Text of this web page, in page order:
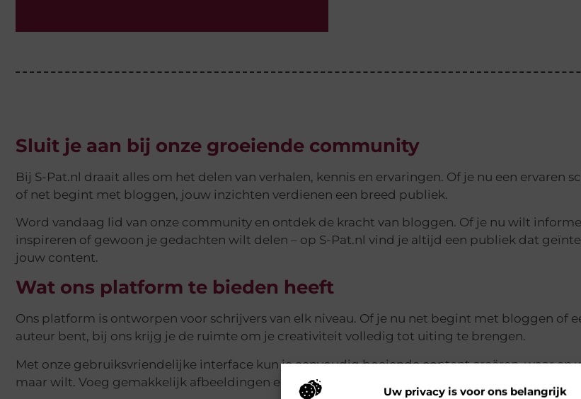
Uw privacy is voor ons belangrijk
Sluit je aan bij onze groeiende community
Bij S-Pat.nl draait alles om het delen van verhalen, kennis en ervaringen. Of je nu een ervaren
of net begint met bloggen, jouw inzichten verdienen een breed publiek.
Word vandaag lid van onze community en ontdek de kracht van bloggen. Of je nu wilt
inspireren of gewoon je gedachten wilt delen – op S-Pat.nl vind je altijd een publiek dat
jouw content.
Wat ons platform te bieden heeft
Ons platform is ontworpen voor schrijvers van elk niveau. Of je nu net begint met bloggen of
auteur bent, bij ons krijg je de ruimte om je creativiteit volledig tot uiting te brengen.
Met onze gebruiksvriendelijke interface kun je eenvoudig boeiende content creëren, waar en
maar wilt. Voeg gemakkelijk afbeeldingen en video’s toe om je verhalen nog aantrekkelijker te